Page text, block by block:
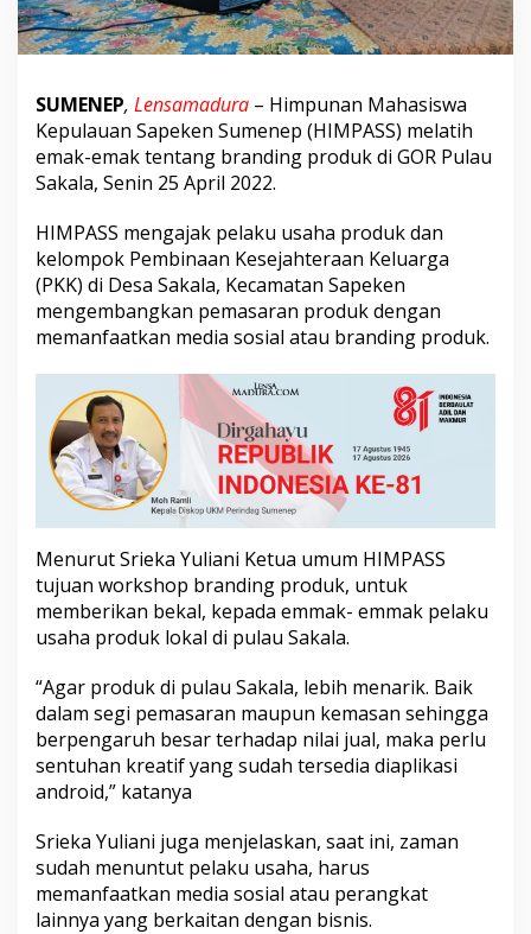
k
d
i
u
l
a
u
S
k
a
l
a
S
u
e
n
e
n
t
n
g
B
r
d
i
n
g
r
d
u
k
SUMENEP, Lensamadura – Himpunan Mahasiswa
Kepulauan Sapeken Sumenep (HIMPASS) melatih
emak-emak tentang branding produk di GOR Pulau
Sakala, Senin 25 April 2022.
HIMPASS mengajak pelaku usaha produk dan
kelompok Pembinaan Kesejahteraan Keluarga
(PKK) di Desa Sakala, Kecamatan Sapeken
mengembangkan pemasaran produk dengan
memanfaatkan media sosial atau branding produk.
Menurut Srieka Yuliani Ketua umum HIMPASS
tujuan workshop branding produk, untuk
memberikan bekal, kepada emmak- emmak pelaku
usaha produk lokal di pulau Sakala.
“Agar produk di pulau Sakala, lebih menarik. Baik
dalam segi pemasaran maupun kemasan sehingga
berpengaruh besar terhadap nilai jual, maka perlu
sentuhan kreatif yang sudah tersedia diaplikasi
android,” katanya
Srieka Yuliani juga menjelaskan, saat ini, zaman
sudah menuntut pelaku usaha, harus
memanfaatkan media sosial atau perangkat
lainnya yang berkaitan dengan bisnis.